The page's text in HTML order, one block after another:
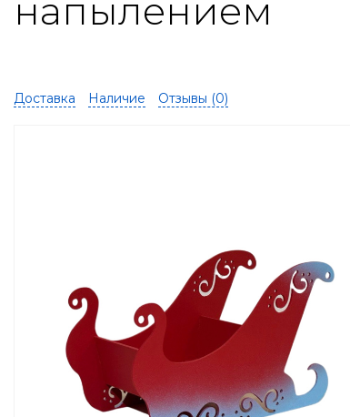
напылением
Доставка Наличие Отзывы (0)